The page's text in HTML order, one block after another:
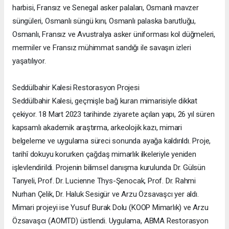
harbisi, Fransız ve Senegal asker palaları, Osmanlı mavzer
süngüleri, Osmanlı süngü kını, Osmanlı palaska barutluğu,
Osmanlı, Fransız ve Avustralya asker üniforması kol düğmeleri,
mermiler ve Fransız mühimmat sandığı ile savaşın izleri
yaşatılıyor.
Seddülbahir Kalesi Restorasyon Projesi
Seddülbahir Kalesi, geçmişle bağ kuran mimarisiyle dikkat
çekiyor. 18 Mart 2023 tarihinde ziyarete açılan yapı, 26 yıl süren
kapsamlı akademik araştırma, arkeolojik kazı, mimari
belgeleme ve uygulama süreci sonunda ayağa kaldırıldı. Proje,
tarihî dokuyu korurken çağdaş mimarlık ilkeleriyle yeniden
işlevlendirildi. Projenin bilimsel danışma kurulunda Dr. Gülsün
Tanyeli, Prof. Dr. Lucienne Thys-Şenocak, Prof. Dr. Rahmi
Nurhan Çelik, Dr. Haluk Sesigür ve Arzu Özsavaşcı yer aldı.
Mimari projeyi ise Yusuf Burak Dolu (KOOP Mimarlık) ve Arzu
Özsavaşcı (AOMTD) üstlendi. Uygulama, ABMA Restorasyon